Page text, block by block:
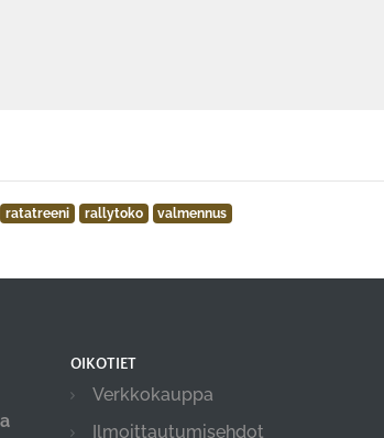
ratatreeni rallytoko valmennus
OIKOTIET
Verkkokauppa
Ilmoittautumisehdot